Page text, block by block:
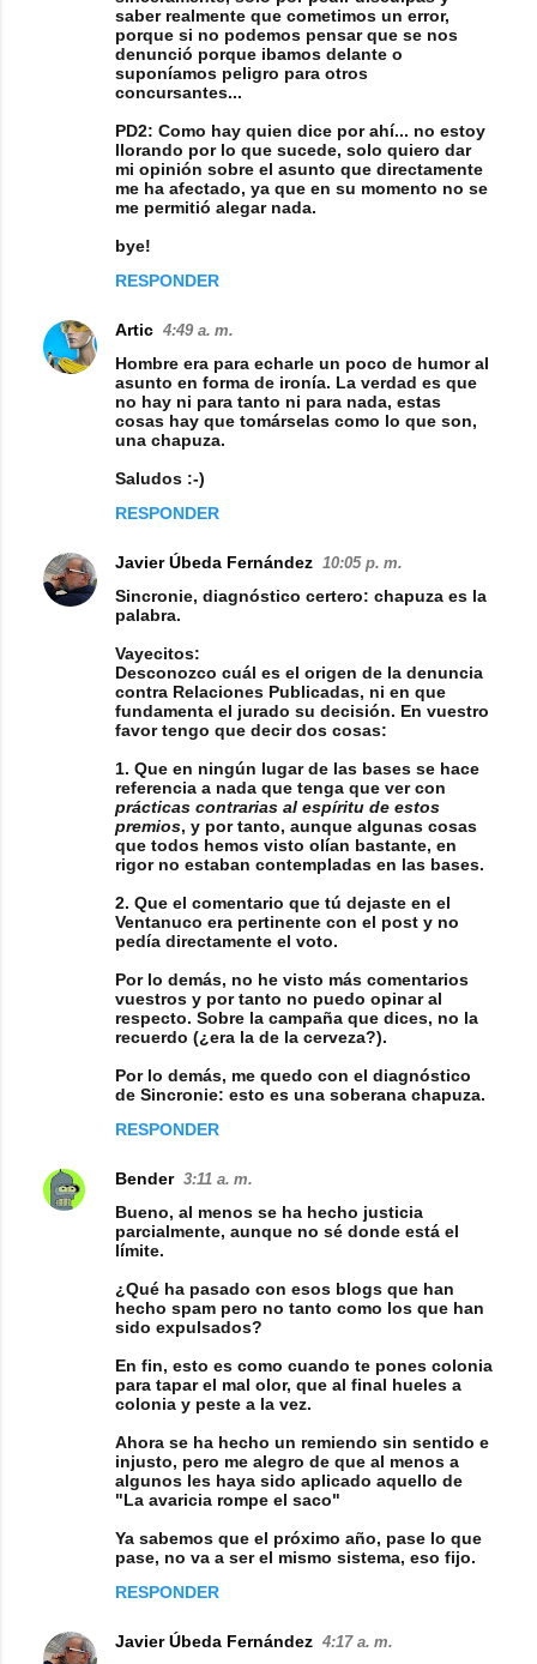
saber realmente que cometimos un error,
porque si no podemos pensar que se nos
denunció porque ibamos delante o
suponíamos peligro para otros
concursantes...
PD2: Como hay quien dice por ahí... no estoy
llorando por lo que sucede, solo quiero dar
mi opinión sobre el asunto que directamente
me ha afectado, ya que en su momento no se
me permitió alegar nada.
bye!
RESPONDER
Artic 4:49 a. m.
Hombre era para echarle un poco de humor al
asunto en forma de ironía. La verdad es que
no hay ni para tanto ni para nada, estas
cosas hay que tomárselas como lo que son,
una chapuza.
Saludos :-)
RESPONDER
Javier Úbeda Fernández 10:05 p. m.
Sincronie, diagnóstico certero: chapuza es la
palabra.
Vayecitos:
Desconozco cuál es el origen de la denuncia
contra Relaciones Publicadas, ni en que
fundamenta el jurado su decisión. En vuestro
favor tengo que decir dos cosas:
1. Que en ningún lugar de las bases se hace
referencia a nada que tenga que ver con
prácticas contrarias al espíritu de estos
premios, y por tanto, aunque algunas cosas
que todos hemos visto olían bastante, en
rigor no estaban contempladas en las bases.
2. Que el comentario que tú dejaste en el
Ventanuco era pertinente con el post y no
pedía directamente el voto.
Por lo demás, no he visto más comentarios
vuestros y por tanto no puedo opinar al
respecto. Sobre la campaña que dices, no la
recuerdo (¿era la de la cerveza?).
Por lo demás, me quedo con el diagnóstico
de Sincronie: esto es una soberana chapuza.
RESPONDER
Bender 3:11 a. m.
Bueno, al menos se ha hecho justicia
parcialmente, aunque no sé donde está el
límite.
¿Qué ha pasado con esos blogs que han
hecho spam pero no tanto como los que han
sido expulsados?
En fin, esto es como cuando te pones colonia
para tapar el mal olor, que al final hueles a
colonia y peste a la vez.
Ahora se ha hecho un remiendo sin sentido e
injusto, pero me alegro de que al menos a
algunos les haya sido aplicado aquello de
"La avaricia rompe el saco"
Ya sabemos que el próximo año, pase lo que
pase, no va a ser el mismo sistema, eso fijo.
RESPONDER
Javier Úbeda Fernández 4:17 a. m.